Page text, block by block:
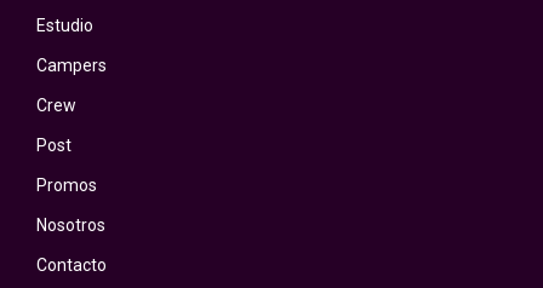
Estudio
Campers
Crew
Post
Promos
Nosotros
Contacto